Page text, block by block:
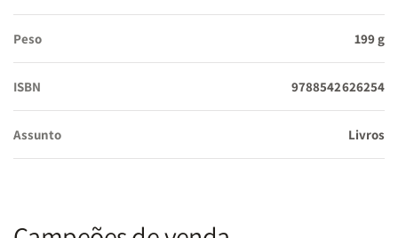
Peso 199 g
ISBN 9788542626254
Assunto Livros